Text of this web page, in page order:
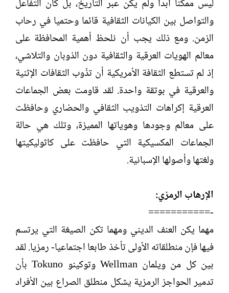
ليس ممكنا أبدا ولم يكن عبر التاريخ، بل كان التفاعل
والتواصل بين الكيانات الثقافية قائما وحتميا في رحاب
الزمن. ومع ذلك يجب أن نلحظ أهمية المحافظة على
معالم الهويات العرقية والثقافية دون الذوبان والتلاشي،
إذ لم تستطع الثقافة الأمريكية أن تذّوب الثقافات الإثنية
والعرقية في بوتقة واحدة. لقد قاومت بعض الجماعات
العرقية إكراهات التذويب الثقافي والحضاري وحافظت
على معالم وجودها وهوياتها المميزة، وتلك هي حالة
الجماعات المكسيكية التي حافظت على كاثوليكيتها
ولغتها وأصولها الإسبانية.
الإرهاب الرمزي:
-===========
مهما يكن العنف الديني ومهما تكن الصيغة التي يرتسم
فيها فإن منطلقاته الأولى تأخذ طابعا اجتماعيا- رمزيا. لقد
بين كل من ويلمان Wellman وتوكينو Tokuno بأن
تدمير الحواجز الرمزية يشكل منطلق الصراع بين الأفراد